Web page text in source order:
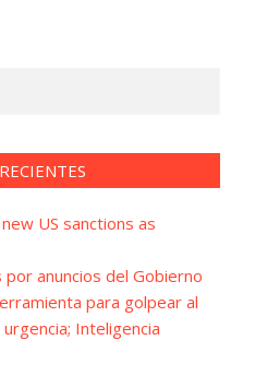
US sanctions as
por anuncios del Gobierno
para golpear al
Inteligencia